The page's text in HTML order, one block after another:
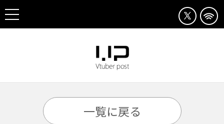
一覧に戻る